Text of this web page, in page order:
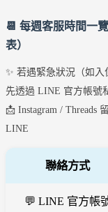
📆 每週客服時間一
表）
✨ 若遇緊急狀況（如
先透過 LINE 官方帳號
📩 Instagram / Threads
LINE
聯絡方式
💬 LINE 官方帳